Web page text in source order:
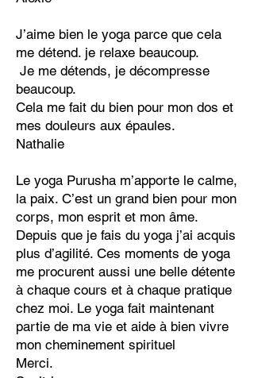
J’aime bien le yoga parce que cela
me détend. je relaxe beaucoup.
Je me détends, je décompresse
beaucoup.
Cela me fait du bien pour mon dos et
mes douleurs aux épaules.
Nathalie
Le yoga Purusha m’apporte le calme,
la paix. C’est un grand bien pour mon
corps, mon esprit et mon âme.
Depuis que je fais du yoga j’ai acquis
plus d’agilité. Ces moments de yoga
me procurent aussi une belle détente
à chaque cours et à chaque pratique
chez moi. Le yoga fait maintenant
partie de ma vie et aide à bien vivre
mon cheminement spirituel
Merci.